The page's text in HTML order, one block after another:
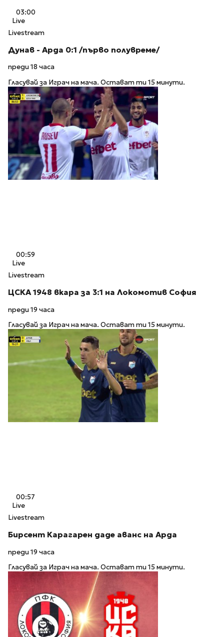
03:00
Live
Livestream
Дунав - Арда 0:1 /първо полувреме/
преди 18 часа
Гласувай за Играч на мача. Остават ти 15 минути.
00:59
Live
Livestream
ЦСКА 1948 вкара за 3:1 на Локомотив София
преди 19 часа
Гласувай за Играч на мача. Остават ти 15 минути.
00:57
Live
Livestream
Бирсент Карагарен даде аванс на Арда
преди 19 часа
Гласувай за Играч на мача. Остават ти 15 минути.